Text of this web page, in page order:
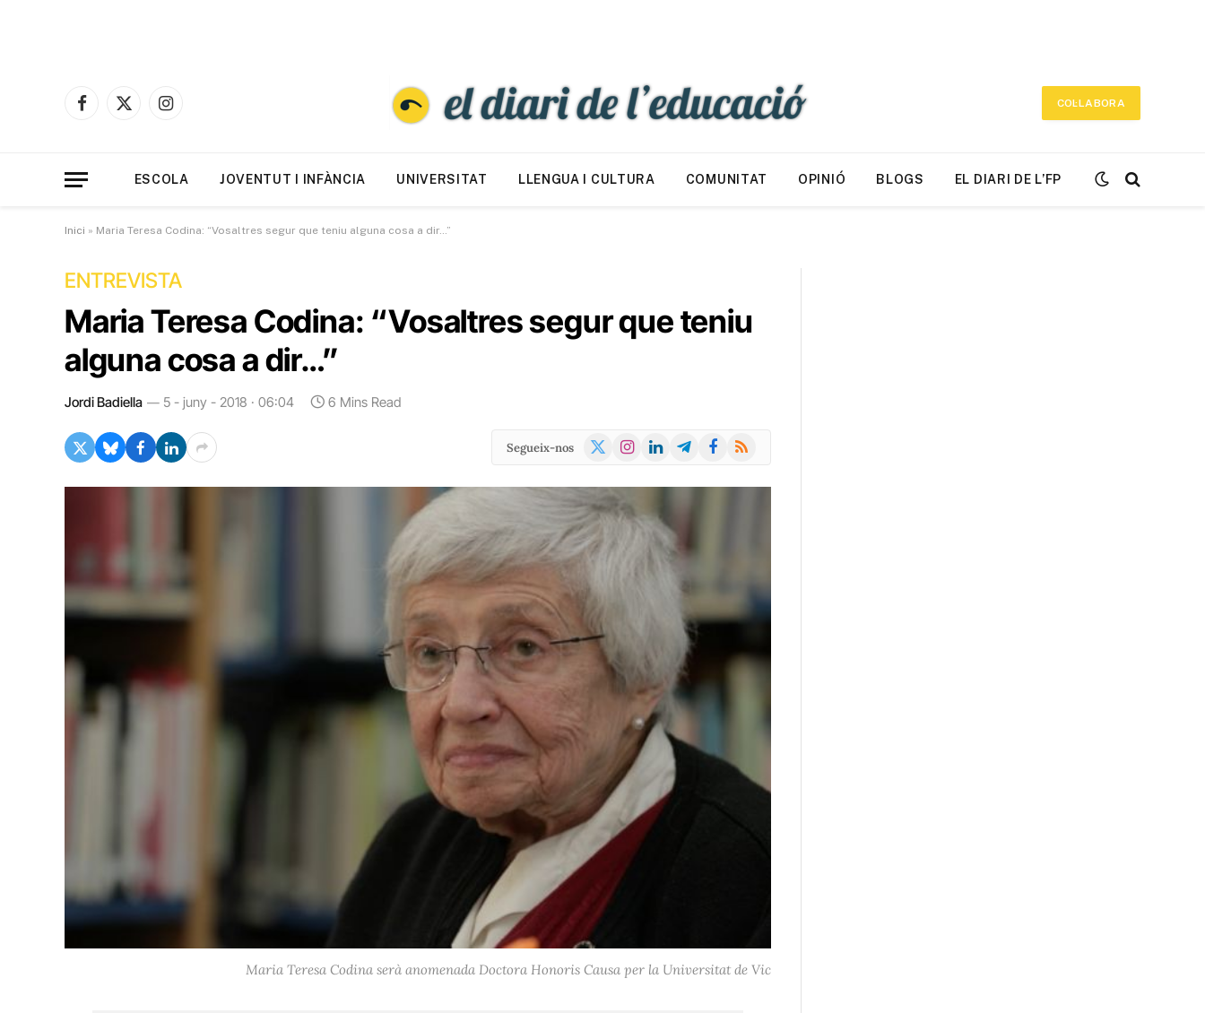
Facebook
X
Instagram
COL·LABORA
ESCOLA JOVENTUT I INFÀNCIA UNIVERSITAT LLENGUA I CULTURA COMUNITAT OPINIÓ BLOGS EL DIARI DE L’FP
Inici » Maria Teresa Codina: “Vosaltres segur que teniu alguna cosa a dir…”
ENTREVISTA
Maria Teresa Codina: “Vosaltres segur que teniu
alguna cosa a dir…”
Jordi Badiella 5 - juny - 2018 · 06:04 6 Mins Read
Segueix-nos
X
Instagram
LinkedInTelegramFacebook
RSS
Maria Teresa Codina serà anomenada Doctora Honoris Causa per la Universitat de Vic